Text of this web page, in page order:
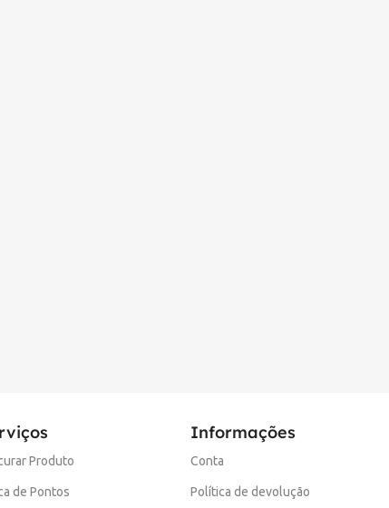
Produto
de Pontos
Informações
Conta
Política de devolução